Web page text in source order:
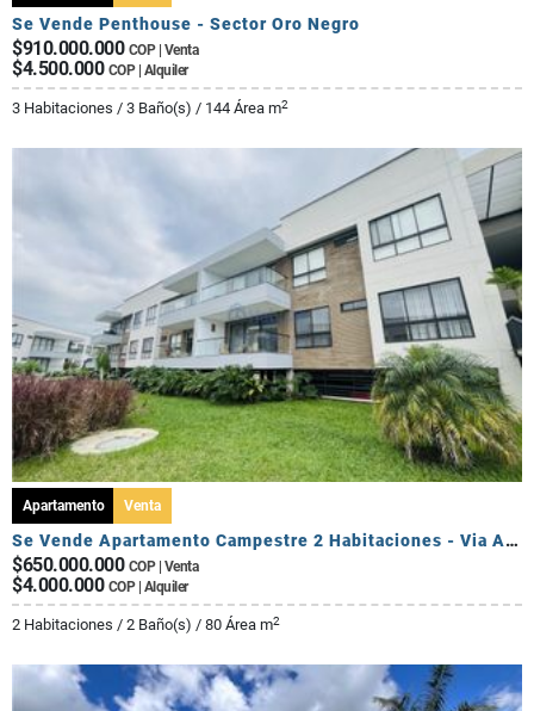
Se Vende Penthouse - Sector Oro Negro
$910.000.000 COP | Venta
$4.500.000 COP | Alquiler
3 Habitaciones / 3 Baño(s) / 144 Área m2
Apartamento Venta
Se Vende Apartamento Campestre 2 Habitaciones - Via Al Caimo
$650.000.000 COP | Venta
$4.000.000 COP | Alquiler
2 Habitaciones / 2 Baño(s) / 80 Área m2